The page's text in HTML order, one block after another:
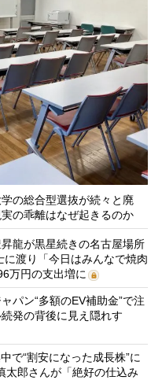
の総合型選抜が続々と廃
の乖離はなぜ起きるのか
龍が黒星続きの名古屋場所
渡り「今日はみんなで焼肉
万円の支出増に
パン“多額のEV補助金”で注
発の背後に見え隠れす
で“割安になった成長株”に
郎さんが「絶好の仕込み